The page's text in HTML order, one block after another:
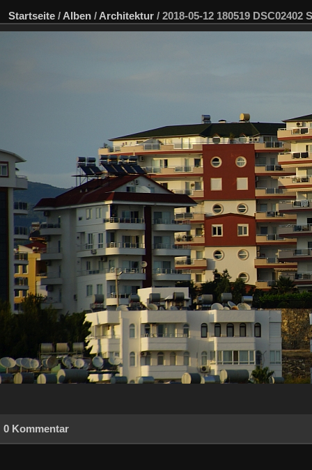
Startseite / Alben / Architektur / 2018-05-12 180519 DSC02402
0 Kommentar